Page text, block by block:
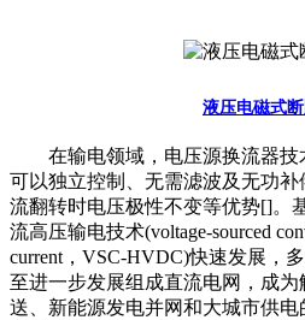
液压电磁式
在输电领域，电压源换流器技
可以独立控制、无需滤波及无功
流翻转时电压极性不变等优势[]。
流高压输电技术(voltage-sourced
current，VSC-HVDC)快速发展，
至进一步发展组成直流电网，成
送、新能源发电并网和大城市供电